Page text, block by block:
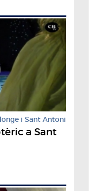
i Sant Antoni
a Sant